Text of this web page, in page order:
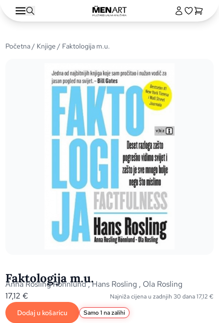
Početna/ Knjige / Faktologija m.u.
Faktologija m.u.
Anna Rosling Ronnlund,Hans Rosling , Ola Rosling
17,12€ Najniža cijena u zadnjih 30 dana17,12€
Dodaj u košaricu Samo 1 na zalihi